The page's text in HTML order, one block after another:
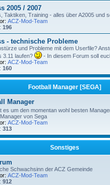
2005 / 2007
Taktiken, Training - alles über A2005 und
ACZ-Mod-Team
196
- technische Probleme
und Probleme mit dem Userfile?
3.11 laufen?
- In diesem Forum soll
ACZ-Mod-Team
160
Football Manager [SEGA]
Manager
es um den momentan wohl besten
von Sega
ACZ-Mod-Team
313
Sonstiges
Schwachsinn der ACZ Gemeinde
ACZ-Mod-Team
912